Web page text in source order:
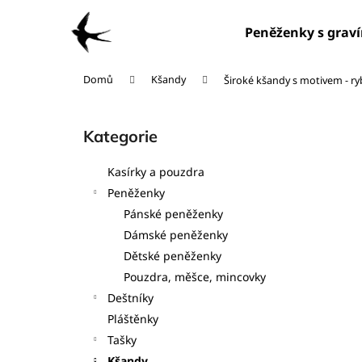
Peněženky s
Domů Kšandy Široké kšandy s motivem -
Přeskočit
kategorie
Kategorie
Kasírky a pouzdra
Peněženky
Pánské peněženky
Dámské peněženky
Dětské peněženky
Pouzdra, měšce, mincovky
Deštníky
Pláštěnky
Tašky
Zpět
Zpět